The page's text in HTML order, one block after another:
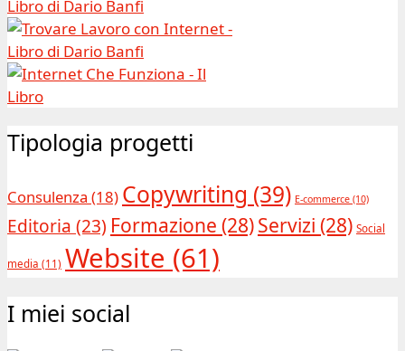
Tipologia progetti
Consulenza (18) Copywriting (39) E-commerce (10)
Editoria (23) Formazione (28)Servizi (28) Social
media (11) Website (61)
I miei social